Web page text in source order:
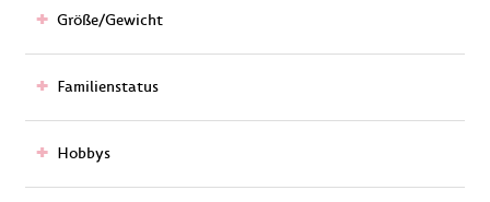
Größe/Gewicht
Familienstatus
Hobbys